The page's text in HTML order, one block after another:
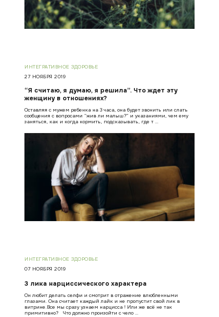
ИНТЕГРАТИВНОЕ ЗДОРОВЬЕ
27 НОЯБРЯ 2019
“Я считаю, я думаю, я решила”. Что ждет эту
женщину в отношениях?
Оставляя с мужем ребенка на 3 часа, она будет звонить или слать
сообщения с вопросами “жив ли малыш?” и указаниями, чем ему
заняться, как и когда кормить, подсказывать, где т …
ИНТЕГРАТИВНОЕ ЗДОРОВЬЕ
07 НОЯБРЯ 2019
3 лика нарциссического характера
Он любит делать селфи и смотрит в отражение влюбленными
глазами. Она считает каждый лайк и не пропустит свой лик в
витрине.Все мы сразу узнаем нарцисса ! Или же всё не так
примитивно? Что должно произойти с чело …